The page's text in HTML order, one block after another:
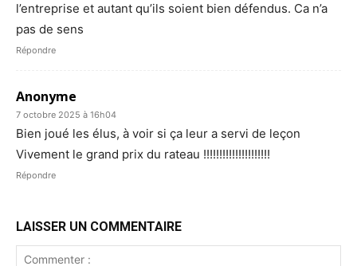
l’entreprise et autant qu’ils soient bien défendus. Ca n’a
pas de sens
Répondre
Anonyme
7 octobre 2025 à 16h04
Bien joué les élus, à voir si ça leur a servi de leçon
Vivement le grand prix du rateau !!!!!!!!!!!!!!!!!!!!!
Répondre
LAISSER UN COMMENTAIRE